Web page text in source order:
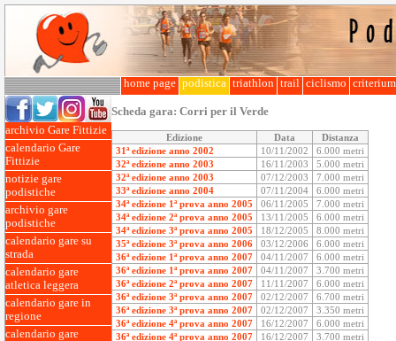
home page podistica triathlon trail ciclismo
archivio Gare Fittizie
calendario Gare
Fittizie
notizie gare
podistiche
archivio gare
podistiche
calendario gare su
strada
calendario gare
atletica leggera
calendario gare in
regione
calendario gare
Scheda gara: Corri per il Verde
Edizione Data
Distanza
31ª edizione anno 2002
10/11/2002
6.000 metri
32ª edizione anno 2003
16/11/2003
5.000 metri
32ª edizione anno 2003
07/12/2003
7.000 metri
33ª edizione anno 2004
07/11/2004
6.000 metri
34ª edizione 1ª prova anno 2005
06/11/2005
7.000 metri
34ª edizione 2ª prova anno 2005
13/11/2005
6.000 metri
34ª edizione 3ª prova anno 2005
18/12/2005
8.000 metri
35ª edizione 3ª prova anno 2006
03/12/2006
6.000 metri
36ª edizione 1ª prova anno 2007
04/11/2007
6.000 metri
36ª edizione 1ª prova anno 2007
04/11/2007
3.700 metri
36ª edizione 2ª prova anno 2007
11/11/2007
6.000 metri
36ª edizione 3ª prova anno 2007
02/12/2007
6.700 metri
36ª edizione 3ª prova anno 2007
02/12/2007
3.350 metri
36ª edizione 4ª prova anno 2007
16/12/2007
6.000 metri
36ª edizione 4ª prova anno 2007
16/12/2007
3.700 metri